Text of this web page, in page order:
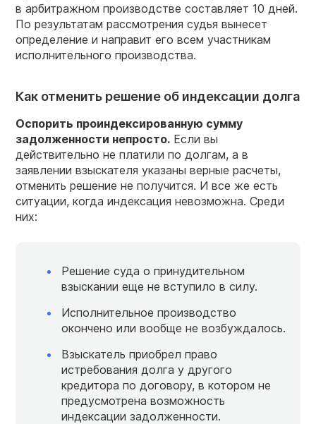
в арбитражном производстве составляет 10 дней.
По результатам рассмотрения судья вынесет
определение и направит его всем участникам
исполнительного производства.
Как отменить решение об индексации долга
Оспорить проиндексированную сумму
задолженности непросто. Если вы
действительно не платили по долгам, а в
заявлении взыскателя указаны верные расчеты,
отменить решение не получится. И все же есть
ситуации, когда индексация невозможна. Среди
них:
Решение суда о принудительном
взыскании еще не вступило в силу.
Исполнительное производство
окончено или вообще не возбуждалось.
Взыскатель приобрел право
истребования долга у другого
кредитора по договору, в котором не
предусмотрена возможность
индексации задолженности.